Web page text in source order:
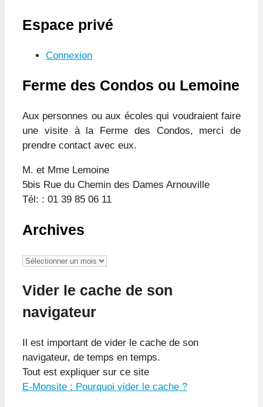
Espace privé
Connexion
Ferme des Condos ou Lemoine
Aux personnes ou aux écoles qui voudraient faire
une visite à la Ferme des Condos, merci de
prendre contact avec eux.
M. et Mme Lemoine
5bis Rue du Chemin des Dames Arnouville
Tél: : 01 39 85 06 11
Archives
Archives
Vider le cache de son
navigateur
Il est important de vider le cache de son
navigateur, de temps en temps.
Tout est expliquer sur ce site
E-Monsite : Pourquoi vider le cache ?